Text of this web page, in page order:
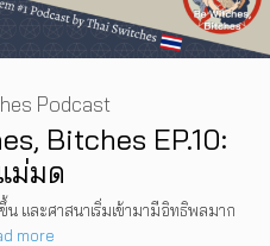
Bitches EP.10:
ม่มด
Podcast
และศาสนาเริ่มเข้ามามีอิทธิพลมาก
more